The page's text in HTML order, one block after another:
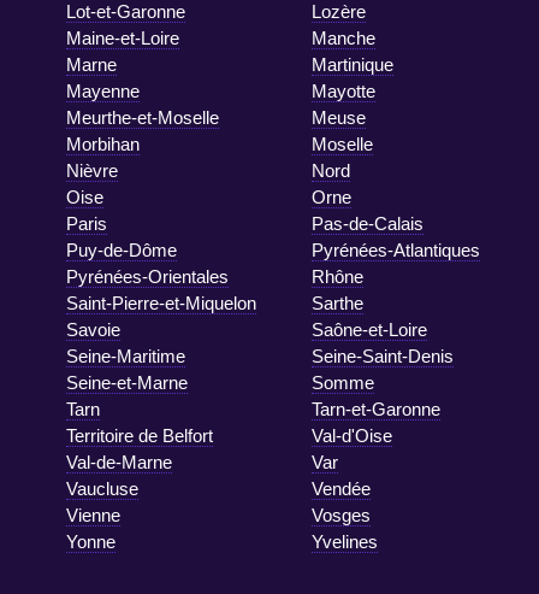
Lot-et-Garonne
Lozère
Maine-et-Loire
Manche
Marne
Martinique
Mayenne
Mayotte
Meurthe-et-Moselle
Meuse
Morbihan
Moselle
Nièvre
Nord
Oise
Orne
Paris
Pas-de-Calais
Puy-de-Dôme
Pyrénées-Atlantiques
Pyrénées-Orientales
Rhône
Saint-Pierre-et-Miquelon
Sarthe
Savoie
Saône-et-Loire
Seine-Maritime
Seine-Saint-Denis
Seine-et-Marne
Somme
Tarn
Tarn-et-Garonne
Territoire de Belfort
Val-d'Oise
Val-de-Marne
Var
Vaucluse
Vendée
Vienne
Vosges
Yonne
Yvelines